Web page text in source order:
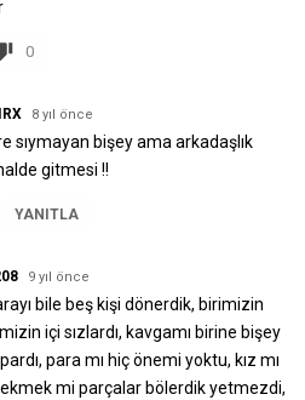
0
8 yıl önce
sıymayan bişey ama arkadaşlık
gitmesi !!
YANITLA
9 yıl önce
bile beş kişi dönerdik, birimizin
içi sızlardı, kavgamı birine bişey
para mı hiç önemi yoktu, kız mı
mi parçalar bölerdik yetmezdi,